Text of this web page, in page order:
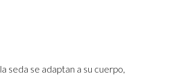
seda se adaptan a su cuerpo,